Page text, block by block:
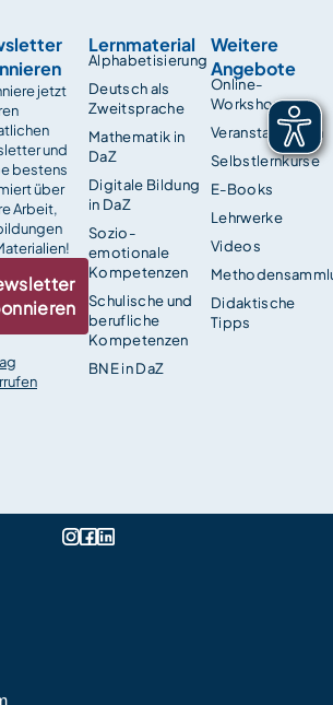
Lernmaterial
Alphabetisierung
Deutsch als
Zweitsprache
Mathematik in
DaZ
Digitale Bildung
in DaZ
Sozio-
emotionale
Kompetenzen
Schulische und
berufliche
Kompetenzen
BNE in DaZ
Weitere
Angebote
Online-
Workshops
Veranstaltungen
Selbstlernkurse
E-Books
Lehrwerke
Videos
Didaktische
Tipps
jetzt
und
bestens
über
Arbeit,